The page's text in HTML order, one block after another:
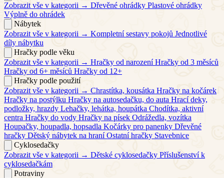
Zobrazit vše v kategorii → Dřevěné ohrádky Plastové ohrádky
Výplně do ohrádek
Nábytek
Zobrazit vše v kategorii → Kompletní sestavy pokojů Jednotlivé
díly nábytku
Hračky podle věku
Zobrazit vše v kategorii → Hračky od narození Hračky od 3 měsíců
Hračky od 6+ měsíců Hračky od 12+
Hračky podle použití
Zobrazit vše v kategorii → Chrastítka, kousátka Hračky na kočárek
Hračky na postýlku Hračky na autosedačku, do auta Hrací deky,
podložky, hrazdy Lehačky, lehátka, houpátka Chodítka, aktivní
centra Hračky do vody Hračky na písek Odrážedla, vozítka
Houpačky, houpadla, hopsadla Kočárky pro panenky Dřevěné
hračky Dětský nábytek na hraní Ostatní hračky Stavebnice
Cyklosedačky
Zobrazit vše v kategorii → Dětské cyklosedačky Příslušenství k
cyklosedačkám
Potraviny